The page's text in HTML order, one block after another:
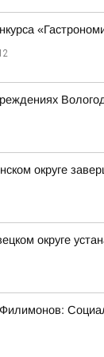
округе
округе